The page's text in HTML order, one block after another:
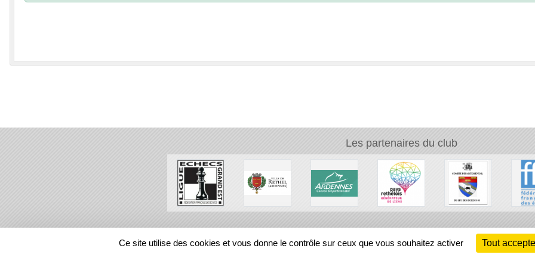
Les partenaires du club
REGIONS
Ce site utilise des cookies et vous donne le contrôle sur ceux que vous souhaitez activer Tout